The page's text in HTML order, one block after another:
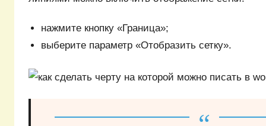
нажмите кнопку «Граница»;
выберите параметр «Отобразить сетку».